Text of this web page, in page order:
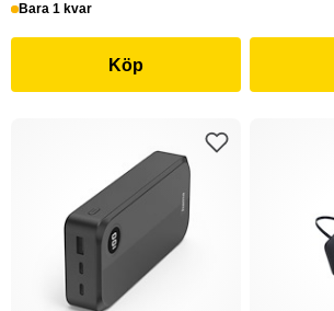
Bara 1 kvar
Köp